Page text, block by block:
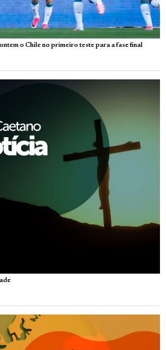
o Chile no primeiro teste para a fase final